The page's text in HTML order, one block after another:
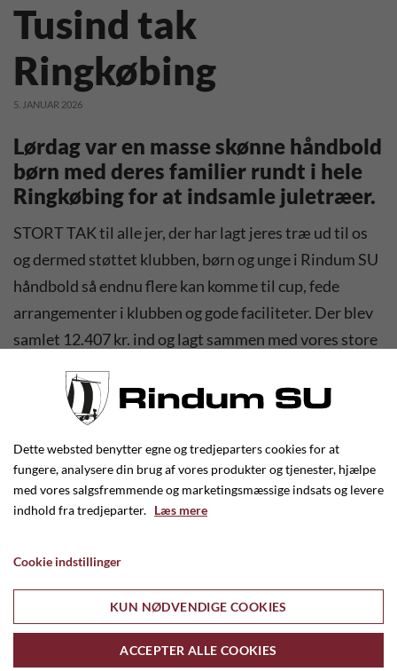
Tusind tak
Ringkøbing
5. JANUAR 2026
Lørdag var en masse skønne håndbold
børn med deres familier rundt i hele
Ringkøbing for at indsamle juletræer.
STORT TAK til alle jer, der har lagt jeres træ ud til os
og dermed støttet klubben, børn og unge i Rindum SU
håndbold så endnu flere kan komme til cup, fede
arrangementer i klubben og gode faciliteter. Der blev
samlet 12.407 kr. ind og lagt sammen med vores store
klubben indsamlet 20.407 kr.
Tænker du“jamen kører I ikke bare træerne på
genbrugspladsen”! Nej det gør vi ikke. Træerne bliver
indsamlet og brugt til kystbeskyttelse langs
Vestkysten.
dele alle flyers rundt i byen!
Tak til alle jer der var med til at hjælpe klubben i dag,
det betyder mere end I aner når I stiller så mange op,
Dette websted benytter egne og tredjeparters cookies for at
fungere, analysere din brug af vores produkter og tjenester, hjælpe
med vores salgsfremmende og marketingsmæssige indsats og levere
indhold fra tredjeparter. Læs mere
Cookie indstillinger
KUN NØDVENDIGE COOKIES
ACCEPTER ALLE COOKIES